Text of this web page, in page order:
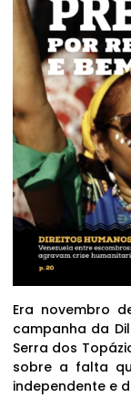
Era novembro
campanha da
Serra dos
sobre a falta
independente e